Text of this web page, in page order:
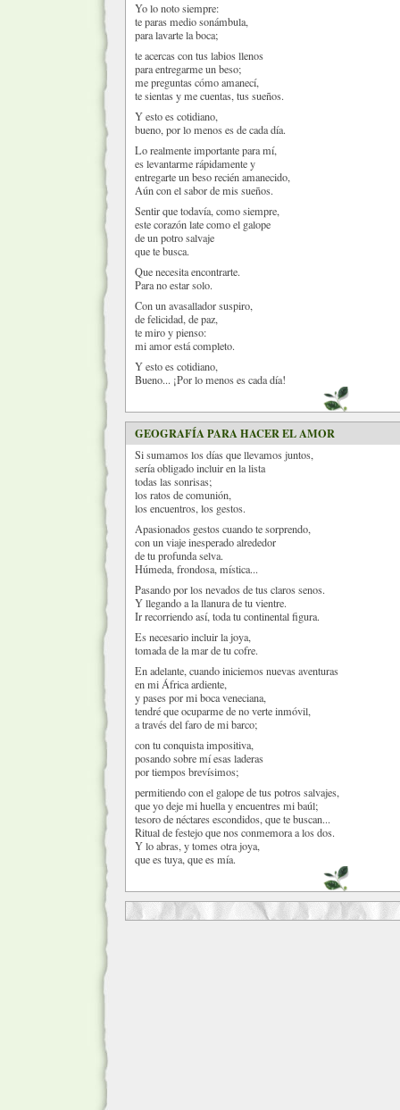
Yo lo noto siempre:
te paras medio sonámbula,
para lavarte la boca;
te acercas con tus labios llenos
para entregarme un beso;
me preguntas cómo amanecí,
te sientas y me cuentas, tus sueños.
Y esto es cotidiano,
bueno, por lo menos es de cada día.
Lo realmente importante para mí,
es levantarme rápidamente y
entregarte un beso recién amanecido,
Aún con el sabor de mis sueños.
Sentir que todavía, como siempre,
este corazón late como el galope
de un potro salvaje
que te busca.
Que necesita encontrarte.
Para no estar solo.
Con un avasallador suspiro,
de felicidad, de paz,
te miro y pienso:
mi amor está completo.
Y esto es cotidiano,
Bueno... ¡Por lo menos es cada día!
GEOGRAFÍA PARA HACER EL AMOR
Si sumamos los días que llevamos juntos,
sería obligado incluir en la lista
todas las sonrisas;
los ratos de comunión,
los encuentros, los gestos.
Apasionados gestos cuando te sorprendo,
con un viaje inesperado alrededor
de tu profunda selva.
Húmeda, frondosa, mística...
Pasando por los nevados de tus claros senos.
Y llegando a la llanura de tu vientre.
Ir recorriendo así, toda tu continental figura.
Es necesario incluir la joya,
tomada de la mar de tu cofre.
En adelante, cuando iniciemos nuevas aventuras
en mi África ardiente,
y pases por mi boca veneciana,
tendré que ocuparme de no verte inmóvil,
a través del faro de mi barco;
con tu conquista impositiva,
posando sobre mí esas laderas
por tiempos brevísimos;
permitiendo con el galope de tus potros salvajes,
que yo deje mi huella y encuentres mi baúl;
tesoro de néctares escondidos, que te buscan...
Ritual de festejo que nos conmemora a los dos.
Y lo abras, y tomes otra joya,
que es tuya, que es mía.